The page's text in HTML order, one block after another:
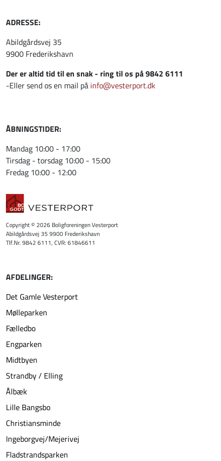
ADRESSE:
Abildgårdsvej 35
9900 Frederikshavn
Der er altid tid til en snak - ring til os på 9842 6111
-Eller send os en mail på info@vesterport.dk
ÅBNINGSTIDER:
Mandag 10:00 - 17:00
Tirsdag - torsdag 10:00 - 15:00
Fredag 10:00 - 12:00
Copyright © 2026 Boligforeningen Vesterport
Abildgårdsvej 35 9900 Frederikshavn
Tlf.Nr. 9842 6111, CVR: 61846611
AFDELINGER:
Det Gamle Vesterport
Mølleparken
Fælledbo
Engparken
Midtbyen
Strandby / Elling
Ålbæk
Lille Bangsbo
Christiansminde
Ingeborgvej/Mejerivej
Fladstrandsparken